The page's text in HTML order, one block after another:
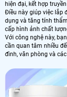
hiện đại, kết hợp
Điều này giúp việc lắp
dụng và tăng tính
cấp hình ảnh chất
Với công nghệ này,
cần quan tâm nhiều
đình, văn phòng và